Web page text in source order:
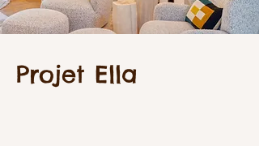
Projet Ella